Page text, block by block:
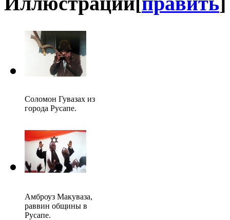
Соломон Гувазах из
города Русапе.
Амброуз Макуваза,
раввин общины в
Русапе.